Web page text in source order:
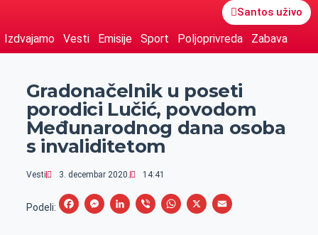
Santos uživo
Izdvajamo Vesti Emisije Sport Poljoprivreda Zabava
Gradonačelnik u poseti
porodici Lučić, povodom
Međunarodnog dana osoba
s invaliditetom
Vesti 3. decembar 2020. 14:41
Podeli:
F
M
L
V
W
X
E